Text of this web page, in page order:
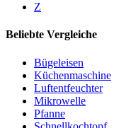
Z
Beliebte Vergleiche
Bügeleisen
Küchenmaschine
Luftentfeuchter
Mikrowelle
Pfanne